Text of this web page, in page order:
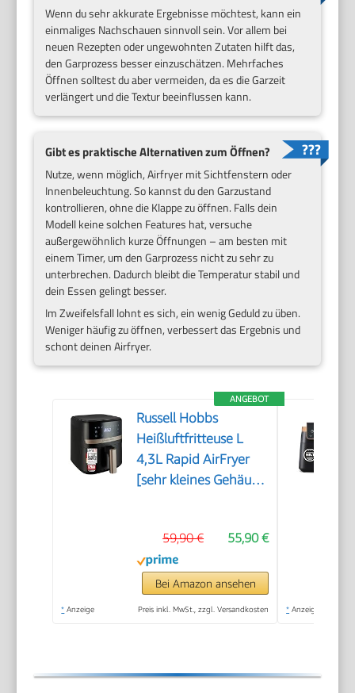
Wenn du sehr akkurate Ergebnisse möchtest, kann ein
einmaliges Nachschauen sinnvoll sein. Vor allem bei
neuen Rezepten oder ungewohnten Zutaten hilft das,
den Garprozess besser einzuschätzen. Mehrfaches
Öffnen solltest du aber vermeiden, da es die Garzeit
verlängert und die Textur beeinflussen kann.
Gibt es praktische Alternativen zum Öffnen?
Nutze, wenn möglich, Airfryer mit Sichtfenstern oder
Innenbeleuchtung. So kannst du den Garzustand
kontrollieren, ohne die Klappe zu öffnen. Falls dein
Modell keine solchen Features hat, versuche
außergewöhnlich kurze Öffnungen – am besten mit
einem Timer, um den Garprozess nicht zu sehr zu
unterbrechen. Dadurch bleibt die Temperatur stabil und
dein Essen gelingt besser.
Im Zweifelsfall lohnt es sich, ein wenig Geduld zu üben.
Weniger häufig zu öffnen, verbessert das Ergebnis und
schont deinen Airfryer.
ANGEBOT
Russell Hobbs
Heißluftfritteuse L
4,3L Rapid AirFryer
[sehr kleines Gehäuse,
(spülmaschinenfest,
Fritteuse ohne Öl,
TouchScreen, Grillen,
Backen, Braten etc)
55,90 €
59,90 €
Bei Amazon ansehen
* Anzeige Preis inkl. MwSt., zzgl. Versandkosten * Anzeige